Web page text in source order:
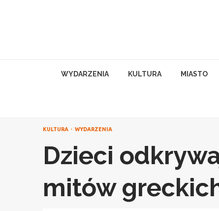
WYDARZENIA KULTURA MIASTO
KULTURA WYDARZENIA
Dzieci
mitów